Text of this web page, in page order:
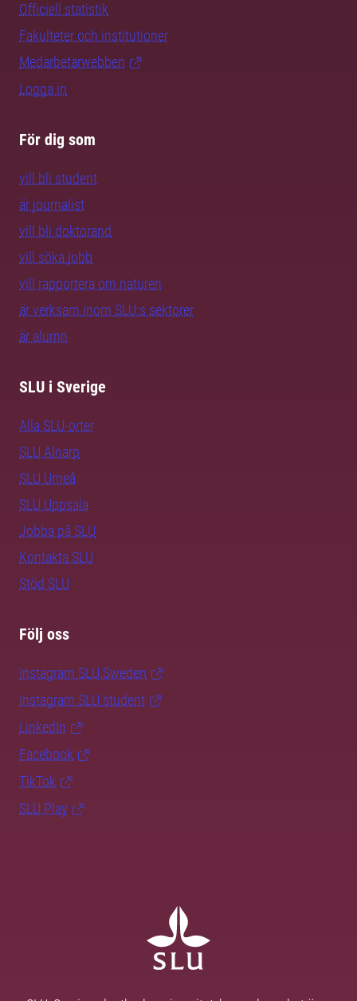
Officiell statistik
Fakulteter och institutioner
Medarbetarwebben
Logga in
För dig som
vill bli student
är journalist
vill bli doktorand
vill söka jobb
vill rapportera om naturen
är verksam inom SLU:s sektorer
är alumn
SLU i Sverige
Alla SLU-orter
SLU Alnarp
SLU Umeå
SLU Uppsala
Jobba på SLU
Kontakta SLU
Stöd SLU
Följ oss
Instagram SLU.Sweden
Instagram SLU.student
LinkedIn
Facebook
TikTok
SLU Play